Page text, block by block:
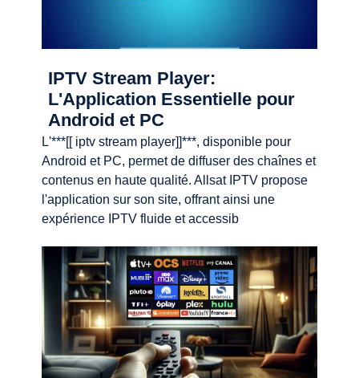
IPTV Stream Player:
L'Application Essentielle pour
Android et PC
L'***[[ iptv stream player]]***, disponible pour
Android et PC, permet de diffuser des chaînes et
contenus en haute qualité. Allsat IPTV propose
l'application sur son site, offrant ainsi une
expérience IPTV fluide et accessib